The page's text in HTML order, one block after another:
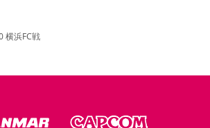
横浜FC戦